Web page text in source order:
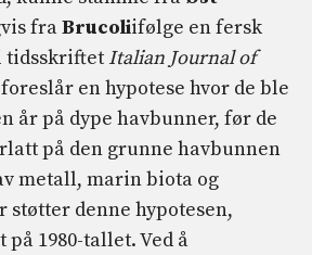
fraBrucoliifølge en fersk
tidsskriftet Italian Journal of
en hypotese hvor de ble
år på dype havbunner, før de
på den grunne havbunnen
metall, marin biota og
denne hypotesen,
1980-tallet. Ved å